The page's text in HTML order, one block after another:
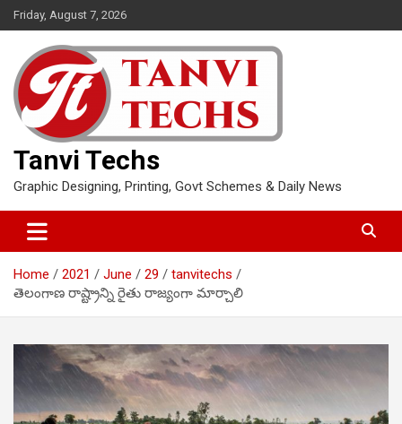
Skip
to
content
Friday, August 7, 2026
Tanvi Techs
Graphic Designing, Printing, Govt Schemes & Daily News
Home 2021 June 29
tanvitechs
తెలంగాణ రాష్ట్రాన్ని రైతు రాజ్యంగా మార్చాలి